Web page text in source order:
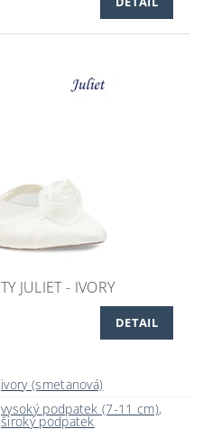
JULIET - IVORY
DETAIL
ivory (smetanová)
vysoký podpatek (7-11 cm),
široký podpatek